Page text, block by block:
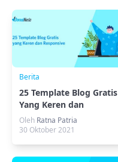
Berita
25 Template Blog Gratis
Yang Keren dan
Responsive
Oleh Ratna Patria
30 Oktober 2021